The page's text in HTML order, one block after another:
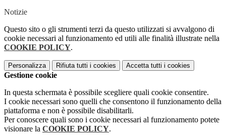
Notizie
Questo sito o gli strumenti terzi da questo utilizzati si avvalgono di
cookie necessari al funzionamento ed utili alle finalità illustrate nella
COOKIE POLICY.
Personalizza Rifiuta tutti i cookies Accetta tutti i cookies
Gestione cookie
In questa schermata è possibile scegliere quali cookie consentire.
I cookie necessari sono quelli che consentono il funzionamento della
piattaforma e non è possibile disabilitarli.
Per conoscere quali sono i cookie necessari al funzionamento potete
visionare la COOKIE POLICY.